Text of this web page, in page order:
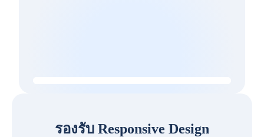
รองรับ Responsive Design